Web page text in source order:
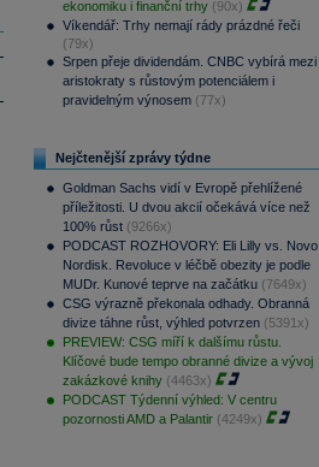
ekonomiku i finanční trhy (90x)
Víkendář: Trhy nemají rády prázdné řeči
(79x)
Srpen přeje dividendám. CNBC vybírá mezi
aristokraty s růstovým potenciálem i
pravidelným výnosem (77x)
Nejčtenější zprávy týdne
Goldman Sachs vidí v Evropě přehlížené
příležitosti. U dvou akcií očekává více než
100% růst (9266x)
PODCAST ROZHOVORY: Eli Lilly vs. Novo
Nordisk. Revoluce v léčbě obezity je podle
MUDr. Kunové teprve na začátku (7649x)
CSG výrazně překonala odhady. Obranná
divize táhne růst, výhled potvrzen (5391x)
PREVIEW: CSG míří k dalšímu růstu.
Klíčové bude tempo obranné divize a vývoj
zakázkové knihy (4463x)
PODCAST Týdenní výhled: V centru
pozornosti AMD a Palantir (4249x)